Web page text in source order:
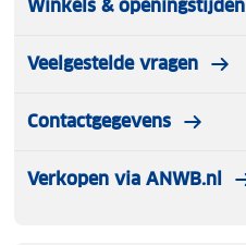
Winkels & openingstijden
Veelgestelde vragen
Contactgegevens
Verkopen via ANWB.nl